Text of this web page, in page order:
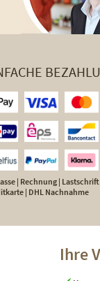
| Rechnung |
| DHL Nachnahme
Ihre